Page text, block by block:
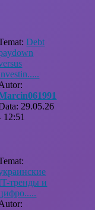
Debt
29.05.26
12:51
тренды и